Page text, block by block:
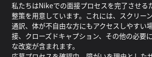
私たちはNikeでの面接プロセスを完了させる
整策を用意しています。これには、スクリー
通訳、体が不自由な方にもアクセスしやすい
接、クローズドキャプション、その他の必要
な改変が含まれます。